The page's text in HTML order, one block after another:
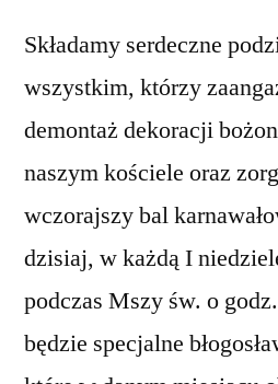
Składamy serdeczne
wszystkim, którzy
demontaż dekoracji
naszym kościele oraz
wczorajszy bal
dzisiaj, w każdą I
podczas Mszy św. o
będzie specjalne